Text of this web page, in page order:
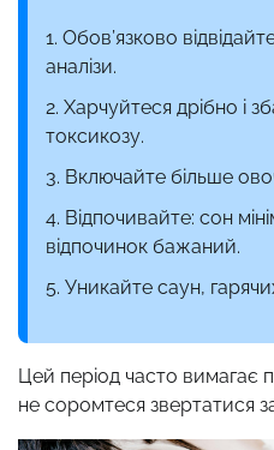
Обов’язково
аналізи.
Харчуйтеся дрібно і
токсикозу.
Включайте більше
Відпочивайте: сон
відпочинок бажаний.
Уникайте саун,
Цей період часто вимагає
не соромтеся звертатися